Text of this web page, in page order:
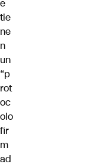
e
tie
ne
n
un
“p
rot
oc
olo
fir
m
ad